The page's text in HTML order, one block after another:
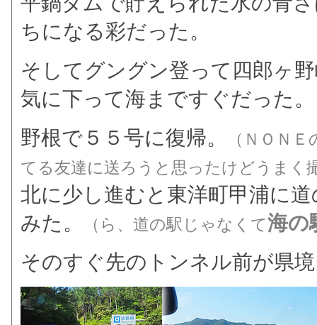
ちになる彩だった。
そしてグングン登って四郎ヶ
気に下って海まですぐだった。
野根で５５号に復帰。
（ＮＯＮ
てる友達に送ろうと思ったけどうまく
北に少し進むと東洋町甲浦に
みた。
（ら、道の駅じゃなくて海の
そのすぐ先のトンネル前が県